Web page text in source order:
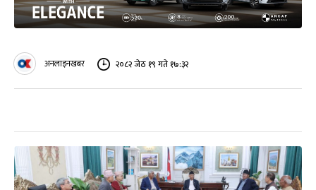
अनलाइनखबर २०८२ जेठ १९ गते १७:३२